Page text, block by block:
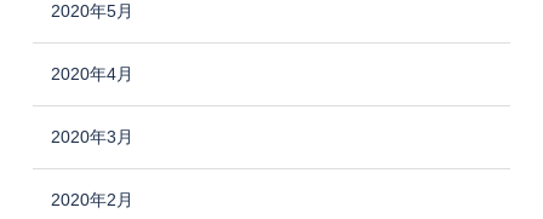
2020年5月
2020年4月
2020年3月
2020年2月